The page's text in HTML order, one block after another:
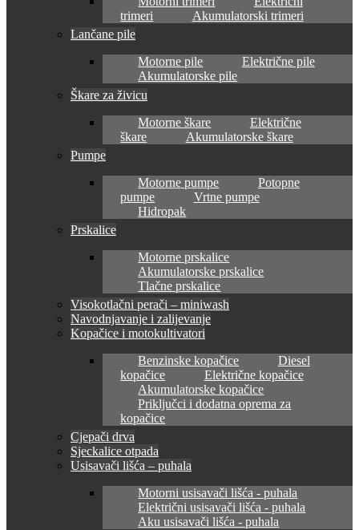
trimeri
Akumulatorski trimeri
Lančane pile
Motorne pile
Električne pile
Akumulatorske pile
Škare za živicu
Motorne škare
Električne
škare
Akumulatorske škare
Pumpe
Motorne pumpe
Potopne
pumpe
Vrtne pumpe
Hidropak
Prskalice
Motorne prskalice
Akumulatorske prskalice
Tlačne prskalice
Visokotlačni perači – miniwash
Navodnjavanje i zalijevanje
Kopačice i motokultivatori
Benzinske kopačice
Diesel
kopačice
Električne kopačice
Akumulatorske kopačice
Priključci i dodatna oprema za
kopačice
Cjepači drva
Sjeckalice otpada
Usisavači lišća – puhala
Motorni usisavači lišća - puhala
Električni usisavači lišća - puhala
Aku usisavači lišća - puhala